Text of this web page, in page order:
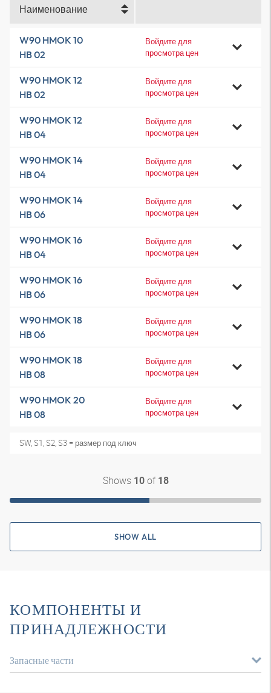
Наименование
W90 HMOK 10
HB 02
Войдите для
просмотра цен
W90 HMOK 12
HB 02
Войдите для
просмотра цен
W90 HMOK 12
HB 04
Войдите для
просмотра цен
W90 HMOK 14
HB 04
Войдите для
просмотра цен
W90 HMOK 14
HB 06
Войдите для
просмотра цен
W90 HMOK 16
HB 04
Войдите для
просмотра цен
W90 HMOK 16
HB 06
Войдите для
просмотра цен
W90 HMOK 18
HB 06
Войдите для
просмотра цен
W90 HMOK 18
HB 08
Войдите для
просмотра цен
W90 HMOK 20
HB 08
Войдите для
просмотра цен
SW, S1, S2, S3 = размер под ключ
Shows 10of 18
SHOW ALL
КОМПОНЕНТЫ И
ПРИНАДЛЕЖНОСТИ
Запасные части